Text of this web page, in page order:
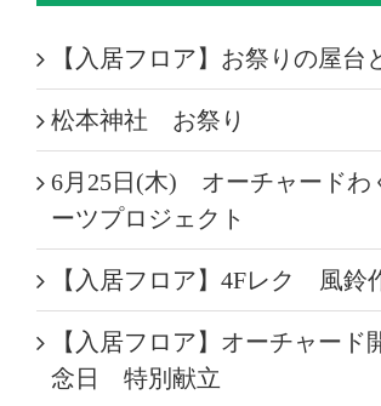
【入居フロア】お祭りの屋台
松本神社 お祭り
6月25日(木) オーチャードわ
ーツプロジェクト
【入居フロア】4Fレク 風鈴
【入居フロア】オーチャード
念日 特別献立